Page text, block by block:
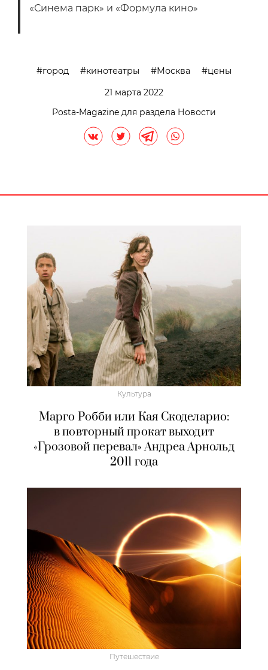
«Синема парк» и «Формула кино»
город кинотеатры Москва
цены
21 марта 2022
Posta-Magazine для раздела Новости
Культура
Марго Робби или Кая Скоделарио:
в повторный прокат выходит
«Грозовой перевал» Андреа Арнольд
2011 года
Путешествие